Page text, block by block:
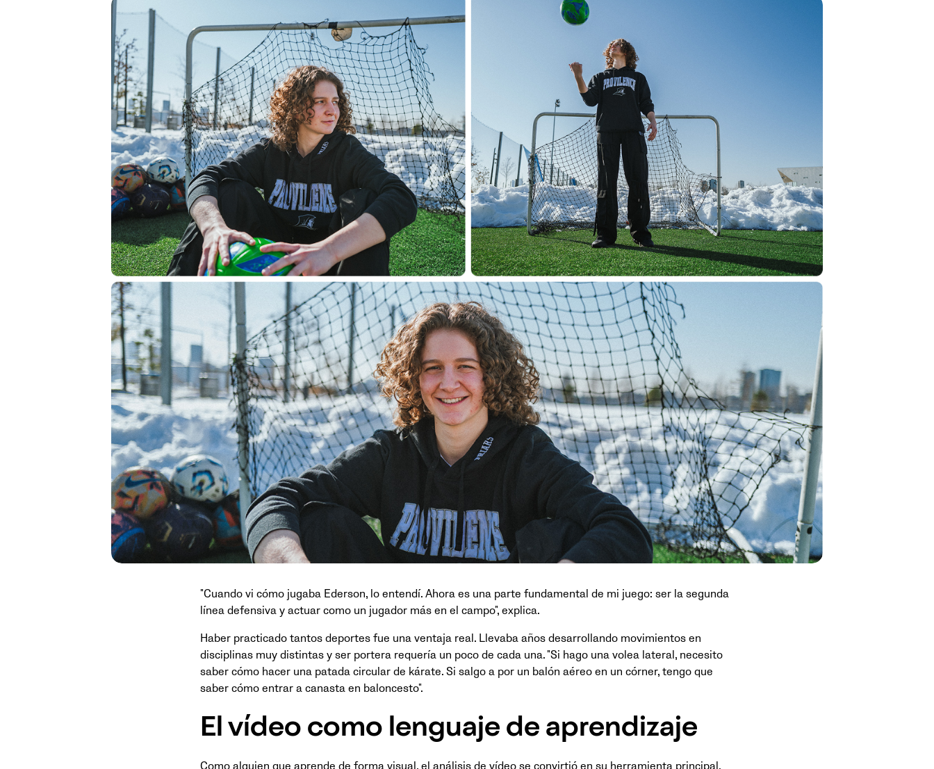
"Cuando vi cómo jugaba Ederson, lo entendí. Ahora es una parte fundamental de mi juego: ser la segunda
línea defensiva y actuar como un jugador más en el campo", explica.
Haber practicado tantos deportes fue una ventaja real. Llevaba años desarrollando movimientos en
disciplinas muy distintas y ser portera requería un poco de cada una. "Si hago una volea lateral, necesito
saber cómo hacer una patada circular de kárate. Si salgo a por un balón aéreo en un córner, tengo que
saber cómo entrar a canasta en baloncesto".
El vídeo como lenguaje de aprendizaje